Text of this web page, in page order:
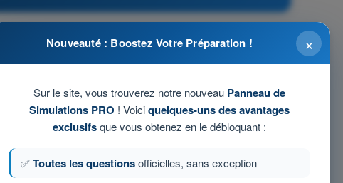
×
Nouveauté : Boostez Votre Préparation !
Sur le site, vous trouverez notre nouveau Panneau de
Simulations PRO ! Voiciquelques-uns des avantages
exclusifsque vous obtenez en le débloquant :
✅Toutes les questionsofficielles, sans exception